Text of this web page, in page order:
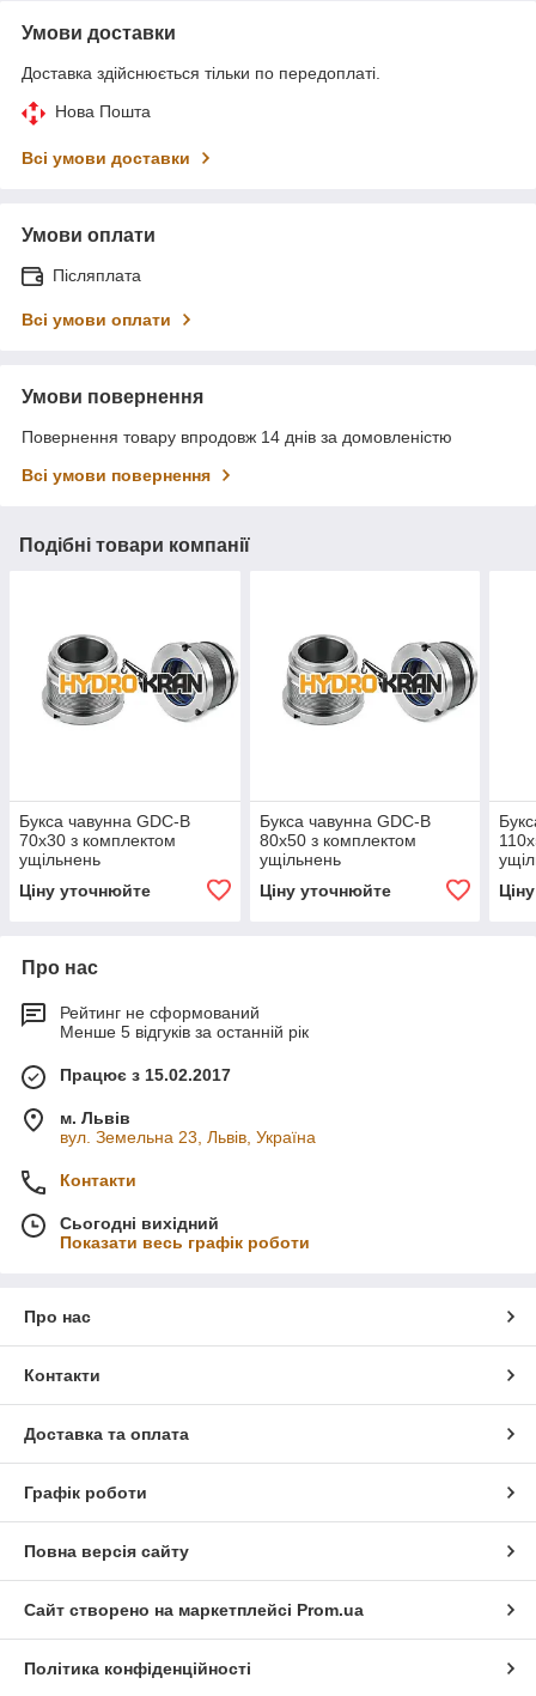
Умови доставки
Доставка здійснюється тільки по передоплаті.
Нова Пошта
Всі умови доставки
Умови оплати
Післяплата
Всі умови оплати
Умови повернення
Повернення товару впродовж 14 днів за домовленістю
Всі умови повернення
Подібні товари компанії
Букса чавунна GDC-B
70х30 з комплектом
ущільнень
Ціну уточнюйте
Букса чавунна GDC-B
80х50 з комплектом
ущільнень
Ціну уточнюйте
Про нас
Рейтинг не сформований
Менше 5 відгуків за останній рік
Працює з 15.02.2017
м. Львів
вул. Земельна 23, Львів, Україна
Контакти
Сьогодні вихідний
Показати весь графік роботи
Про нас
Контакти
Доставка та оплата
Графік роботи
Повна версія сайту
Сайт створено на маркетплейсі Prom.ua
Політика конфіденційності